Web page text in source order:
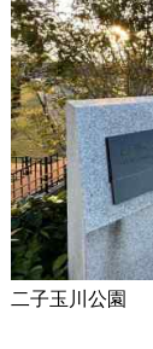
二子玉川公園